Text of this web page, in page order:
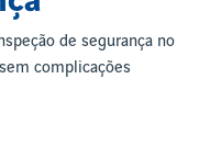
de segurança no
complicações